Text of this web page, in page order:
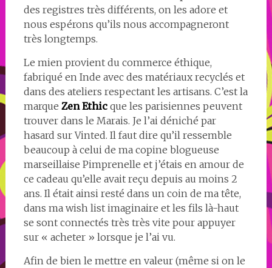
des registres très différents, on les adore et
nous espérons qu’ils nous accompagneront
très longtemps.
Le mien provient du commerce éthique,
fabriqué en Inde avec des matériaux recyclés et
dans des ateliers respectant les artisans. C’est la
marque Zen Ethicque les parisiennes peuvent
trouver dans le Marais. Je l’ai déniché par
hasard sur Vinted. Il faut dire qu’il ressemble
beaucoup à celui de ma copine blogueuse
marseillaise Pimprenelle et j’étais en amour de
ce cadeau qu’elle avait reçu depuis au moins 2
ans. Il était ainsi resté dans un coin de ma tête,
dans ma wish list imaginaire et les fils là-haut
se sont connectés très très vite pour appuyer
sur « acheter » lorsque je l’ai vu.
Afin de bien le mettre en valeur (même si on le